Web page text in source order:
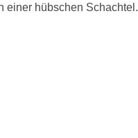
einer hübschen Schachtel.